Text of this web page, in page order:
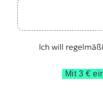
Ich will
Mit 3 €